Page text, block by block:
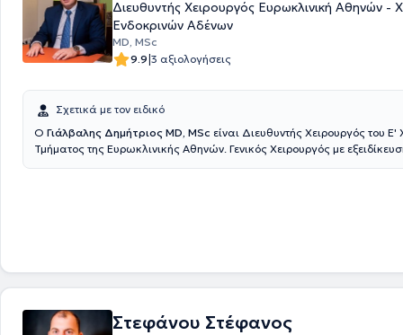
σημαντικό κλινικό έργο (που αποτυπώνεται στον μεγάλο αριθμό
θυρεοειδούς – παραθυρεοειδών) έχει να επιδείξει και αξιόλογο
ερευνητικό- συγγραφικό έργο τόσο στην ενδοκρινική όσο και στην
χειρουργική. Αποφοίτησε με άριστα από τη Στρατιωτική Ιατρική Σχολή
Διευθυντής Χειρουργός Ευρωκλινική Αθηνών -
Ενδοκρινών Αδένων
MD, MSc
9.9|3 αξιολογήσεις
Σχετικά με τον ειδικό
Ο Γιάλβαλης Δημήτριος MD, MSc είναι Διευθυντής Χειρουργός του Ε'
Τμήματος της Ευρωκλινικής Αθηνών. Γενικός Χειρουργός με
Λαπαροσκοπική Χειρουργική Άνω Γαστρεντερικού στο St’James
στο Leeds, εξειδικεύτηκε (ως Senior Clinical Fellow) στην Ενδοκρινική
Στεφάνου Στέφανος